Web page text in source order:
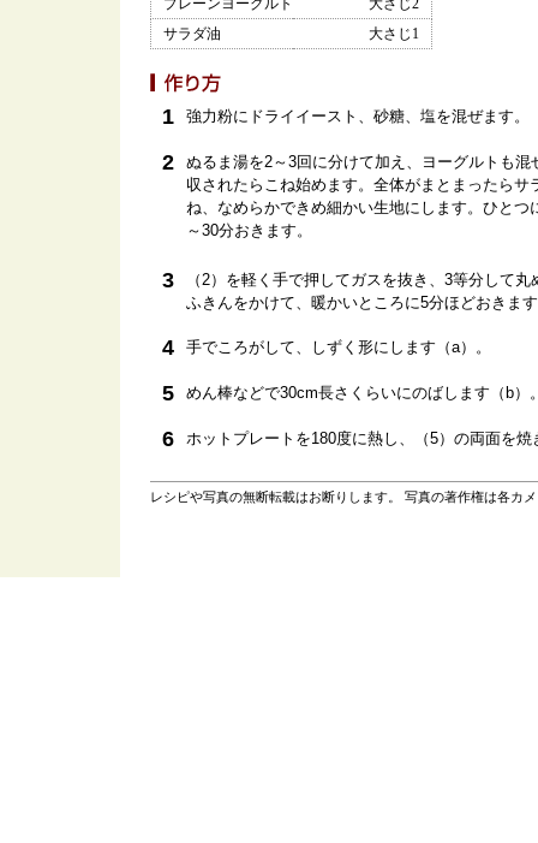
プレーンヨーグルト
大さじ2
サラダ油
大さじ1
1 強力粉にドライイースト、砂糖、塩を混ぜます。
2
ぬるま湯を2～3回に分けて加え、ヨーグルトも
収されたらこね始めます。全体がまとまったらサ
ね、なめらかできめ細かい生地にします。ひとつ
～30分おきます。
3
（2）を軽く手で押してガスを抜き、3等分して
ふきんをかけて、暖かいところに5分ほどおきま
4 手でころがして、しずく形にします（a）。
5 めん棒などで30cm長さくらいにのばします（b）
6 ホットプレートを180度に熱し、（5）の両面を焼
レシピや写真の無断転載はお断りします。 写真の著作権は各